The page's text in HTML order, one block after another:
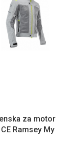
za motor
Ramsey My